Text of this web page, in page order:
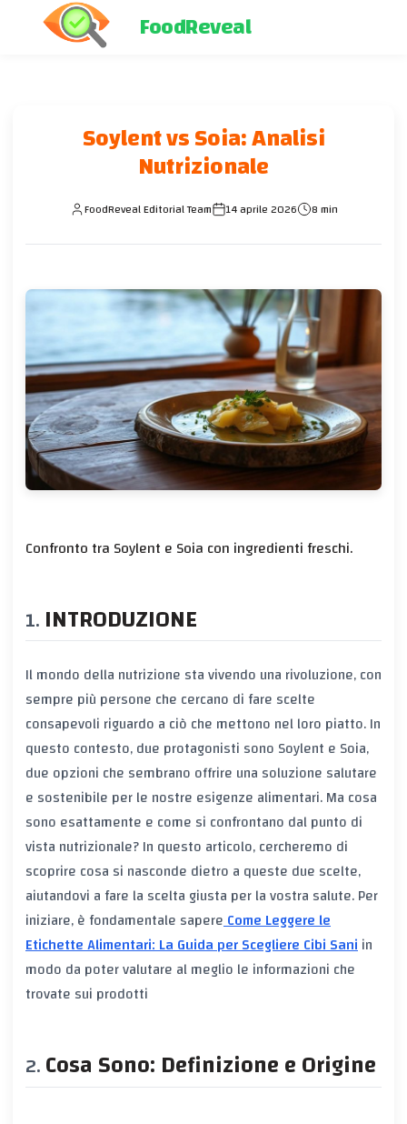
FoodReveal
Soylent vs Soia: Analisi
Nutrizionale
FoodReveal Editorial Team 14 aprile 2026 8 min
Confronto tra Soylent e Soia con ingredienti freschi.
INTRODUZIONE
Il mondo della nutrizione sta vivendo una rivoluzione, con
sempre più persone che cercano di fare scelte
consapevoli riguardo a ciò che mettono nel loro piatto. In
questo contesto, due protagonisti sono Soylent e Soia,
due opzioni che sembrano offrire una soluzione salutare
e sostenibile per le nostre esigenze alimentari. Ma cosa
sono esattamente e come si confrontano dal punto di
vista nutrizionale? In questo articolo, cercheremo di
scoprire cosa si nasconde dietro a queste due scelte,
aiutandovi a fare la scelta giusta per la vostra salute. Per
iniziare, è fondamentale sapereCome Leggere le
Etichette Alimentari: La Guida per Scegliere Cibi Saniin
modo da poter valutare al meglio le informazioni che
trovate sui prodotti
Cosa Sono: Definizione e Origine